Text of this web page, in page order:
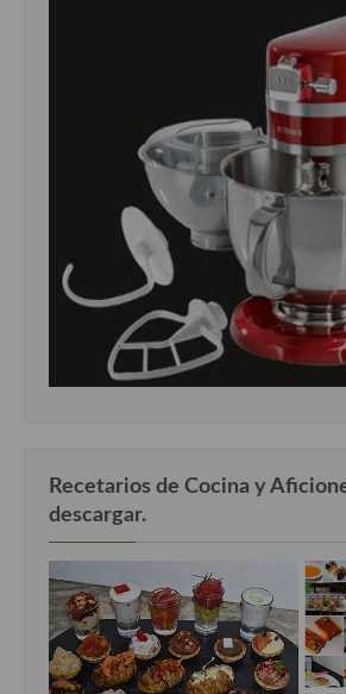
Recetarios de Cocina y
descargar.